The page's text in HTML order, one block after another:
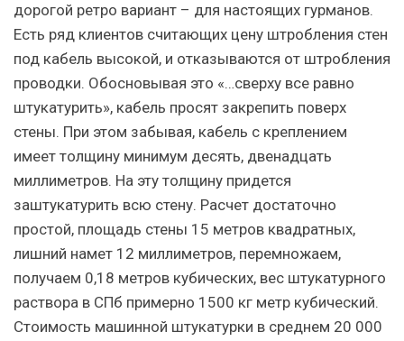
дорогой ретро вариант – для настоящих гурманов.
Есть ряд клиентов считающих цену штробления стен
под кабель высокой, и отказываются от штробления
проводки. Обосновывая это «…сверху все равно
штукатурить», кабель просят закрепить поверх
стены. При этом забывая, кабель с креплением
имеет толщину минимум десять, двенадцать
миллиметров. На эту толщину придется
заштукатурить всю стену. Расчет достаточно
простой, площадь стены 15 метров квадратных,
лишний намет 12 миллиметров, перемножаем,
получаем 0,18 метров кубических, вес штукатурного
раствора в СПб примерно 1500 кг метр кубический.
Стоимость машинной штукатурки в среднем 20 000